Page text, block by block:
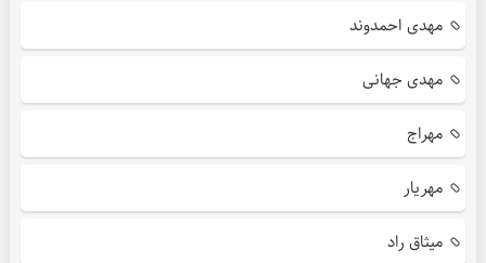
مهدی احمدوند
مهدی جهانی
مهراج
مهریار
میثاق راد